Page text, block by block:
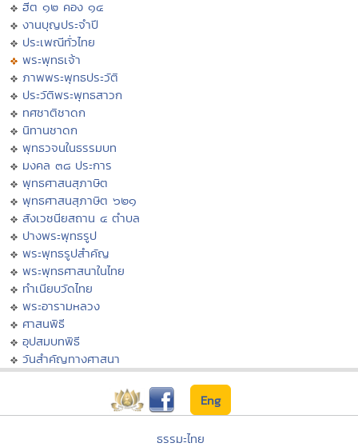
ฮีต ๑๒ คอง ๑๔
งานบุญประจำปี
ประเพณีทั่วไทย
พระพุทธเจ้า
ภาพพระพุทธประวัติ
ประวัติพระพุทธสาวก
ทศชาติชาดก
นิทานชาดก
พุทธวจนในธรรมบท
มงคล ๓๘ ประการ
พุทธศาสนสุภาษิต
พุทธศาสนสุภาษิต ๖๒๑
สังเวชนียสถาน ๔ ตำบล
ปางพระพุทธรูป
พระพุทธรูปสำคัญ
พระพุทธศาสนาในไทย
ทำเนียบวัดไทย
พระอารามหลวง
ศาสนพิธี
อุปสมบทพิธี
วันสำคัญทางศาสนา
Eng
ธรรมะไทย